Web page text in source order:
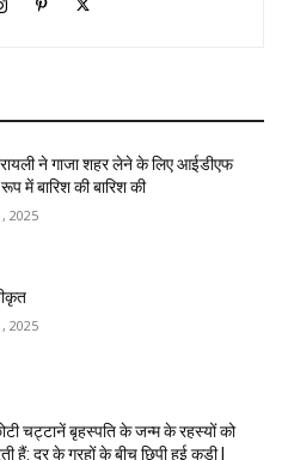
ने गाजा शहर लेने के लिए आईडीएफ
में बारिश की बारिश की
2025
2025
चट्टानें बृहस्पति के जन्म के रहस्यों को
हैं: दूर के ग्रहों के बीच छिपी हुई कड़ी |